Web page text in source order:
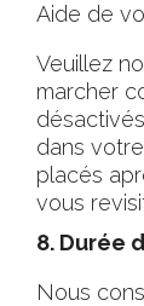
Aide de
Veuillez
marcher
dans
placés
vous
8. Durée
Nous